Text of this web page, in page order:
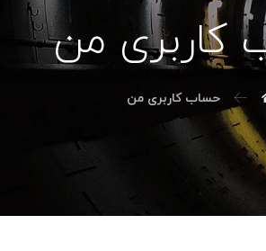
کاربری من
حساب کاربری من